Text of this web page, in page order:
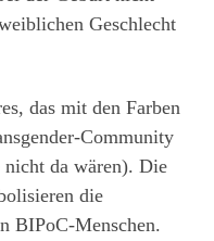
Geschlecht
das mit den Farben
Community
nicht da wären). Die
die
BIPoC-Menschen.